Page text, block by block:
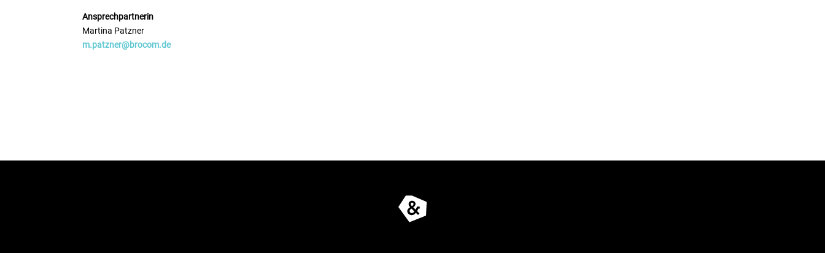
Ansprechpartnerin
Martina Patzner
m.patzner@brocom.de